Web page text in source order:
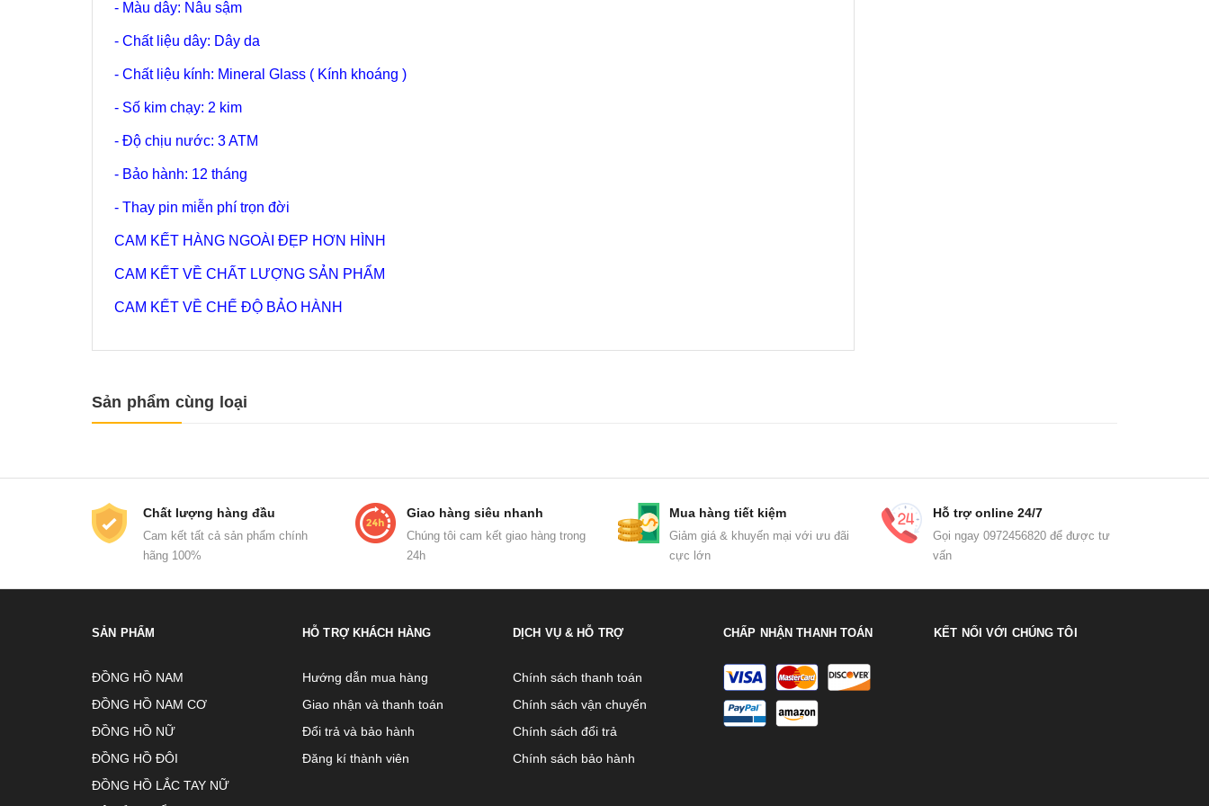
- Màu dây: Nâu sậm
- Chất liệu dây: Dây da
- Chất liệu kính: Mineral Glass ( Kính khoáng )
- Số kim chạy: 2 kim
- Độ chịu nước: 3 ATM
- Bảo hành: 12 tháng
- Thay pin miễn phí trọn đời
CAM KẾT HÀNG NGOÀI ĐẸP HƠN HÌNH
CAM KẾT VỀ CHẤT LƯỢNG SẢN PHẨM
CAM KẾT VỀ CHẾ ĐỘ BẢO HÀNH
Sản phẩm cùng loại
Chất lượng hàng đầu
Cam kết tất cả sản phẩm chính
hãng 100%
Giao hàng siêu nhanh
Chúng tôi cam kết giao hàng trong
24h
Mua hàng tiết kiệm
Giảm giá & khuyến mại với ưu đãi
cực lớn
Hỗ trợ online 24/7
Gọi ngay 0972456820 để được tư
vấn
SẢN PHẨM
ĐỒNG HỒ NAM
ĐỒNG HỒ NAM CƠ
ĐỒNG HỒ NỮ
ĐỒNG HỒ ĐÔI
ĐỒNG HỒ LẮC TAY NỮ
HỖ TRỢ KHÁCH HÀNG
Hướng dẫn mua hàng
Giao nhận và thanh toán
Đổi trả và bảo hành
Đăng kí thành viên
DỊCH VỤ & HỖ TRỢ
Chính sách thanh toán
Chính sách vận chuyển
Chính sách đổi trả
Chính sách bảo hành
CHẤP NHẬN THANH TOÁN KẾT NỐI VỚI CHÚNG TÔI